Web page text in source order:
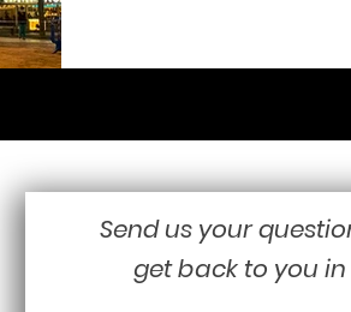
Send us your
get back to you